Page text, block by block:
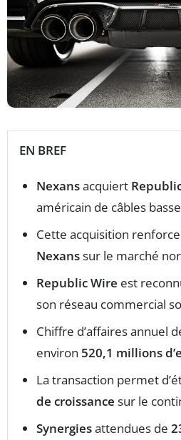
EN BREF
Nexansacquiert
américain de câbles
Cette acquisition
Nexanssur le marché
Republic Wire est
son réseau commercial
Chiffre d’affaires annuel
environ 520,1 millions
La transaction permet
de croissance sur le
Synergiesattendues de